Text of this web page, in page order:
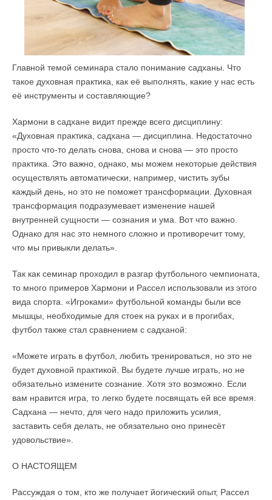
Главной темой семинара стало понимание садханы. Что
такое духовная практика, как её выполнять, какие у нас есть
её инструменты и составляющие?
Хармони в садхане видит прежде всего дисциплину:
«Духовная практика, садхана — дисциплина. Недостаточно
просто что-то делать снова, снова и снова — это просто
практика. Это важно, однако, мы можем некоторые действия
осуществлять автоматически, например, чистить зубы
каждый день, но это не поможет трансформации. Духовная
трансформация подразумевает изменение нашей
внутренней сущности — сознания и ума. Вот что важно.
Однако для нас это немного сложно и противоречит тому,
что мы привыкли делать».
Так как семинар проходил в разгар футбольного чемпионата,
то много примеров Хармони и Рассел использовали из этого
вида спорта. «Игроками» футбольной команды были все
мышцы, необходимые для стоек на руках и в прогибах,
футбол также стал сравнением с садханой:
«Можете играть в футбол, любить тренироваться, но это не
будет духовной практикой. Вы будете лучше играть, но не
обязательно измените сознание. Хотя это возможно. Если
вам нравится игра, то легко будете посвящать ей все время.
Садхана — нечто, для чего надо приложить усилия,
заставить себя делать, не обязательно оно принесёт
удовольствие».
О НАСТОЯЩЕМ
Рассуждая о том, кто же получает йогический опыт, Рассел